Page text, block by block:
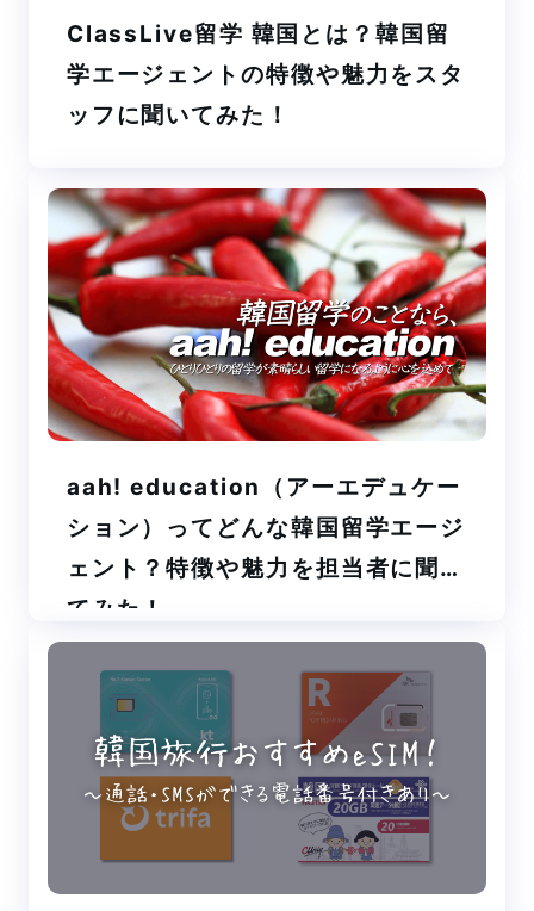
ClassLive留学 韓国とは？韓国留
学エージェントの特徴や魅力をスタ
ッフに聞いてみた！
aah! education（アーエデュケー
ション）ってどんな韓国留学エージ
ェント？特徴や魅力を担当者に聞い
てみた！